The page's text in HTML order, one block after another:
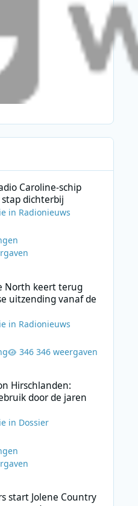
Caroline-schip
stap dichterbij
in Radionieuws
North keert terug
uitzending vanaf de
in Radionieuws
346 weergaven
Hirschlanden:
door de jaren
in Dossier
start Jolene Country